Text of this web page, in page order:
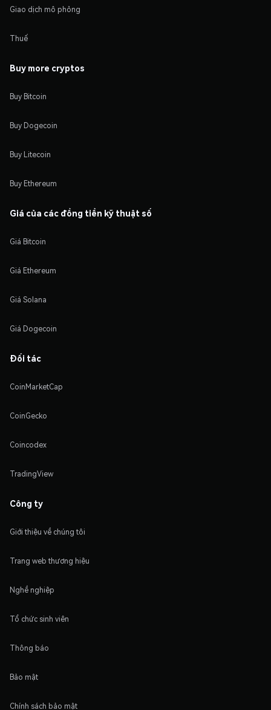
Giao dịch mô phỏng
Thuế
Buy more cryptos
Buy Bitcoin
Buy Dogecoin
Buy Litecoin
Buy Ethereum
Giá của các đồng tiền kỹ thuật số
Giá Bitcoin
Giá Ethereum
Giá Solana
Giá Dogecoin
Đối tác
CoinMarketCap
CoinGecko
Coincodex
TradingView
Công ty
Giới thiệu về chúng tôi
Trang web thương hiệu
Nghề nghiệp
Tổ chức sinh viên
Thông báo
Bảo mật
Chính sách bảo mật